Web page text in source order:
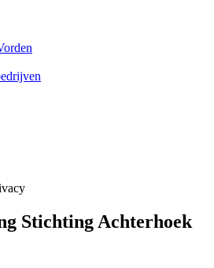
Stichting Achterhoek